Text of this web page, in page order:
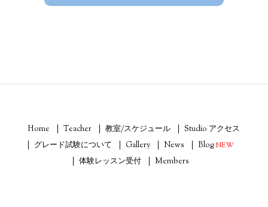
Home Teacher 教室/スケジュール
Studio アクセス
グレード試験について
Gallery News BlogNEW
体験レッスン受付
Members